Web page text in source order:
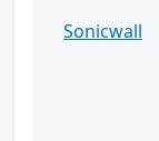
Sonicwall